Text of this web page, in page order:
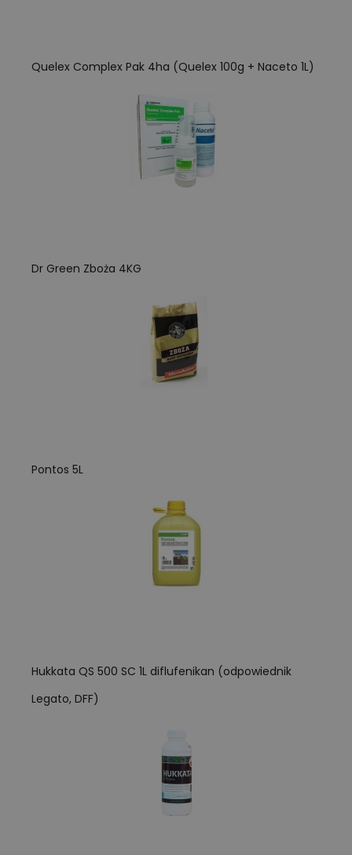
Quelex Complex Pak 4ha (Quelex 100g + Naceto 1L)
Dr Green Zboża 4KG
Pontos 5L
Hukkata QS 500 SC 1L diflufenikan (odpowiednik
Legato, DFF)